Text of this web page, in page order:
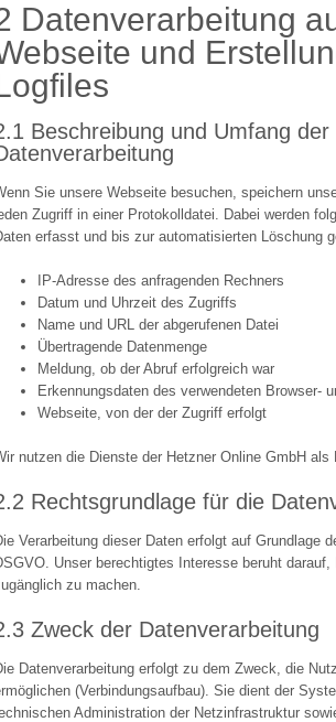
Datenverarbeitung
und
Beschreibung und Umfang der
Sie unsere Webseite besuchen, speichern
Zugriff in einer Protokolldatei. Dabei werden
erfasst und bis zur automatisierten Löschung
IP-Adresse des anfragenden Rechners
Datum und Uhrzeit des Zugriffs
Name und URL der abgerufenen Datei
Übertragende Datenmenge
Meldung, ob der Abruf erfolgreich war
Erkennungsdaten des verwendeten Browser-
Webseite, von der der Zugriff erfolgt
nutzen die Dienste der Hetzner Online GmbH als
Rechtsgrundlage für die
Verarbeitung dieser Daten erfolgt auf Grundlage
Unser berechtigtes Interesse beruht
zu machen.
Zweck der Datenverarbeitung
Datenverarbeitung erfolgt zu dem Zweck, die
(Verbindungsaufbau). Sie dient der
Administration der Netzinfrastruktur